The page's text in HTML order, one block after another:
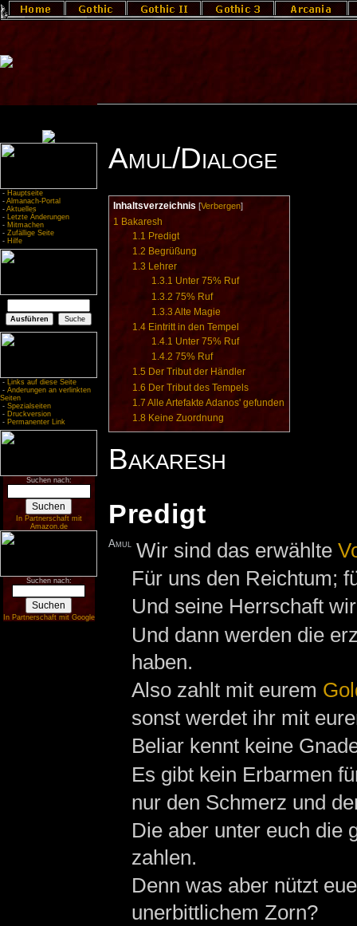
- Hauptseite
- Almanach-Portal
- Aktuelles
- Letzte Änderungen
- Mitmachen
- Zufällige Seite
- Hilfe
- Links auf diese Seite
- Änderungen an verlinkten
Seiten
- Spezialseiten
- Druckversion
- Permanenter Link
Suchen nach:
In Partnerschaft mit
Amazon.de
Suchen nach:
In Partnerschaft mit Google
Amul/Dialoge
Inhaltsverzeichnis [Verbergen]
1 Bakaresh
1.1 Predigt
1.2 Begrüßung
1.3 Lehrer
1.3.1 Unter 75% Ruf
1.3.2 75% Ruf
1.3.3 Alte Magie
1.4 Eintritt in den Tempel
1.4.1 Unter 75% Ruf
1.4.2 75% Ruf
1.5 Der Tribut der Händler
1.6 Der Tribut des Tempels
1.7 Alle Artefakte Adanos' gefunden
1.8 Keine Zuordnung
Bakaresh
Predigt
Amul Wir sind das erwählte
Für uns den Reichtum;
Und seine Herrschaft
Und dann werden die
haben.
Also zahlt mit eurem
sonst werdet ihr mit
Beliar kennt keine
Es gibt kein Erbarmen
nur den Schmerz und
Die aber unter euch die
zahlen.
Denn was aber nützt
unerbittlichem Zorn?